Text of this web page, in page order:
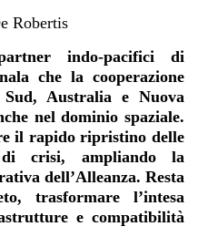
Robertis
indo-pacifici di
che la cooperazione
Australia e Nuova
nel dominio spaziale.
il rapido ripristino delle
crisi, ampliando la
dell’Alleanza. Resta
trasformare l’intesa
e compatibilità